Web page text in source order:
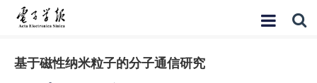
基于磁性纳米粒子的分子通信研究